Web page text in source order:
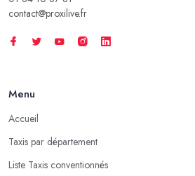
contact@proxilive.fr
Menu
Accueil
Taxis par département
Liste Taxis conventionnés